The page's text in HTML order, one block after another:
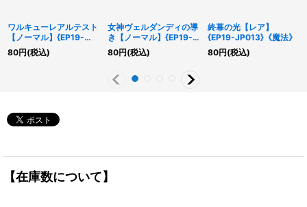
ワルキューレアルテスト
【ノーマル】{EP19-
JP003}《モンスター》
80円(税込)
女神ヴェルダンディの導
き【ノーマル】{EP19-
JP017}《魔法》
80円(税込)
終幕の光【レア】
{EP19-JP013}《魔法》
80円(税込)
【在庫数について】